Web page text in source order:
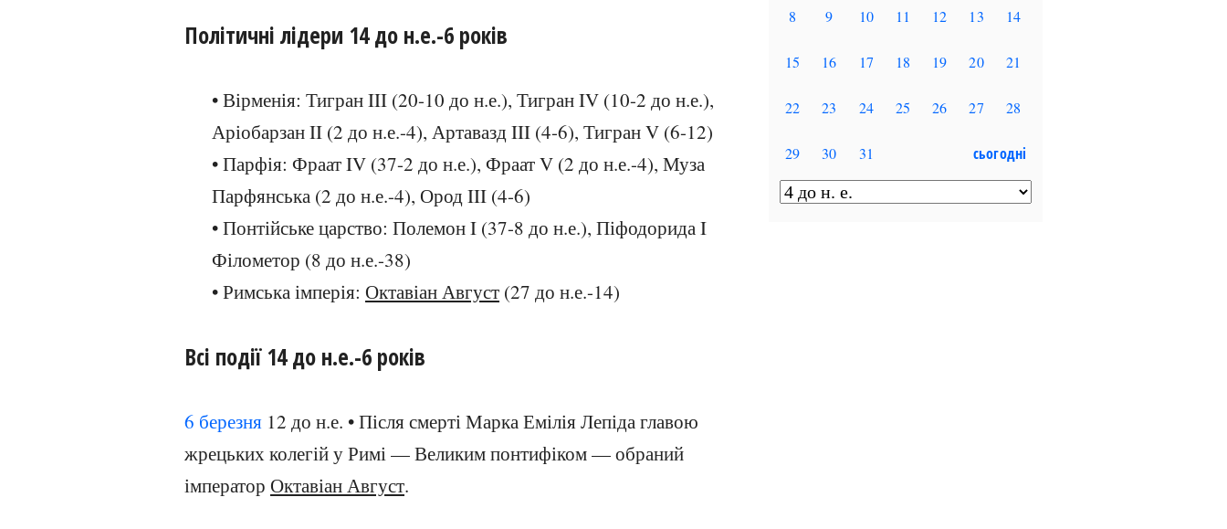
Політичні лідери 14 до н.е.-6 років
• Вірменія: Тигран III (20-10 до н.е.), Тигран IV (10-2 до н.е.),
Аріобарзан II (2 до н.е.-4), Артавазд III (4-6), Тигран V (6-12)
• Парфія: Фраат IV (37-2 до н.е.), Фраат V (2 до н.е.-4), Муза
Парфянська (2 до н.е.-4), Ород III (4-6)
• Понтійське царство: Полемон I (37-8 до н.е.), Піфодорида I
Філометор (8 до н.е.-38)
• Римська імперія: Октавіан Август (27 до н.е.-14)
Всі події 14 до н.е.-6 років
6 березня 12 до н.е. • Після смерті Марка Емілія Лепіда главою
жрецьких колегій у Римі — Великим понтифіком — обраний
імператор Октавіан Август.